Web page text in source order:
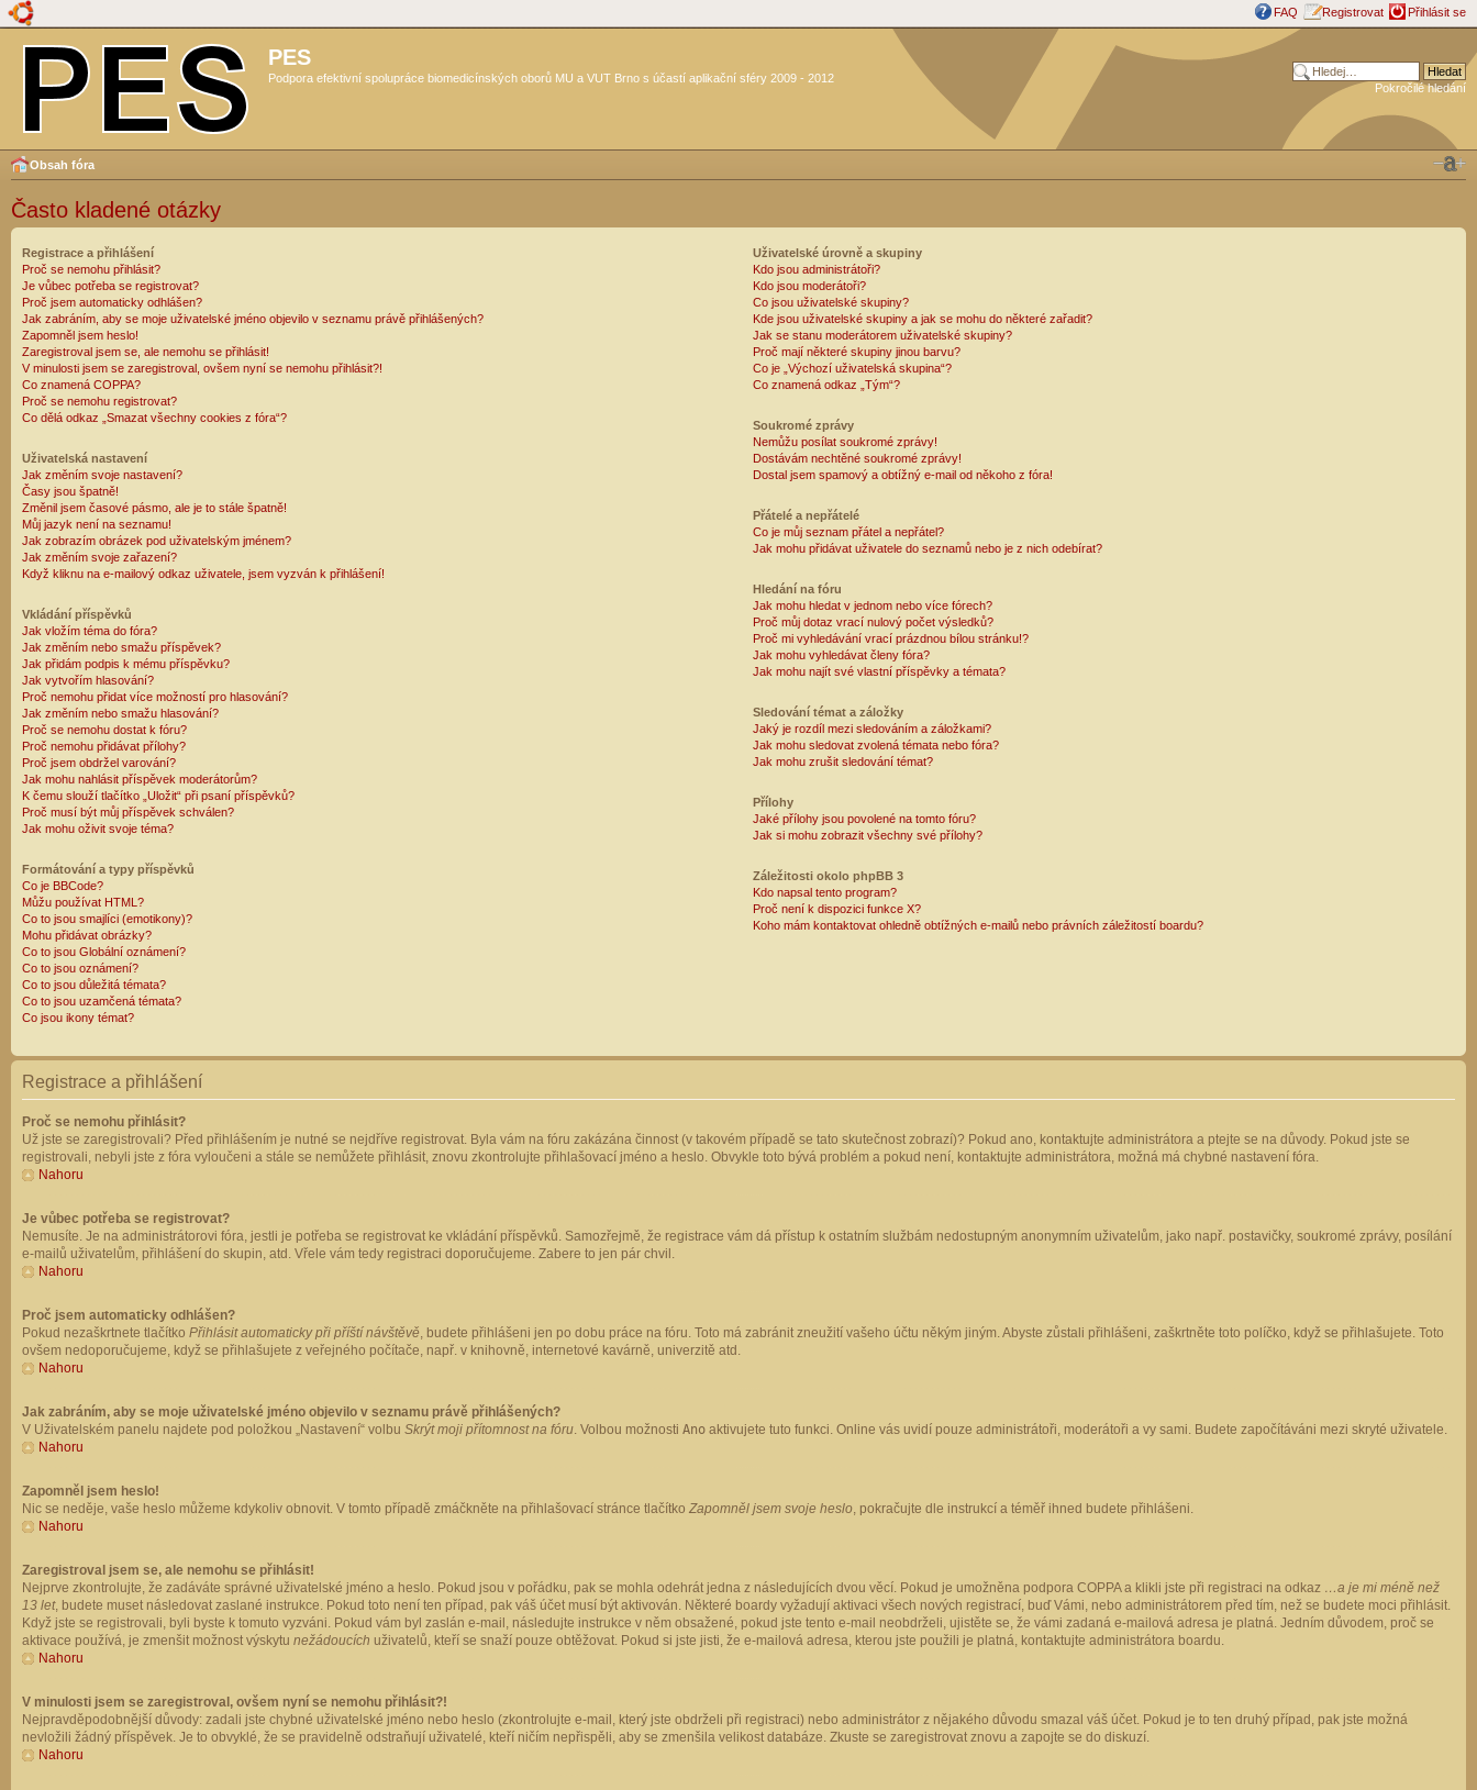
FAQ Registrovat Přihlásit se
PES
Podpora efektivní spolupráce biomedicínských oborů MU a VUT Brno s účastí aplikační sféry 2009 - 2012
Pokročilé hledání
Obsah fóra
Často kladené otázky
Registrace a přihlášení
Proč se nemohu přihlásit?
Je vůbec potřeba se registrovat?
Proč jsem automaticky odhlášen?
Jak zabráním, aby se moje uživatelské jméno objevilo v seznamu právě přihlášených?
Zapomněl jsem heslo!
Zaregistroval jsem se, ale nemohu se přihlásit!
V minulosti jsem se zaregistroval, ovšem nyní se nemohu přihlásit?!
Co znamená COPPA?
Proč se nemohu registrovat?
Co dělá odkaz „Smazat všechny cookies z fóra“?
Uživatelská nastavení
Jak změním svoje nastavení?
Časy jsou špatně!
Změnil jsem časové pásmo, ale je to stále špatně!
Můj jazyk není na seznamu!
Jak zobrazím obrázek pod uživatelským jménem?
Jak změním svoje zařazení?
Když kliknu na e-mailový odkaz uživatele, jsem vyzván k přihlášení!
Vkládání příspěvků
Jak vložím téma do fóra?
Jak změním nebo smažu příspěvek?
Jak přidám podpis k mému příspěvku?
Jak vytvořím hlasování?
Proč nemohu přidat více možností pro hlasování?
Jak změním nebo smažu hlasování?
Proč se nemohu dostat k fóru?
Proč nemohu přidávat přílohy?
Proč jsem obdržel varování?
Jak mohu nahlásit příspěvek moderátorům?
K čemu slouží tlačítko „Uložit“ při psaní příspěvků?
Proč musí být můj příspěvek schválen?
Jak mohu oživit svoje téma?
Formátování a typy příspěvků
Co je BBCode?
Můžu používat HTML?
Co to jsou smajlíci (emotikony)?
Mohu přidávat obrázky?
Co to jsou Globální oznámení?
Co to jsou oznámení?
Co to jsou důležitá témata?
Co to jsou uzamčená témata?
Co jsou ikony témat?
Uživatelské úrovně a skupiny
Kdo jsou administrátoři?
Kdo jsou moderátoři?
Co jsou uživatelské skupiny?
Kde jsou uživatelské skupiny a jak se mohu do některé zařadit?
Jak se stanu moderátorem uživatelské skupiny?
Proč mají některé skupiny jinou barvu?
Co je „Výchozí uživatelská skupina“?
Co znamená odkaz „Tým“?
Soukromé zprávy
Nemůžu posílat soukromé zprávy!
Dostávám nechtěné soukromé zprávy!
Dostal jsem spamový a obtížný e-mail od někoho z fóra!
Přátelé a nepřátelé
Co je můj seznam přátel a nepřátel?
Jak mohu přidávat uživatele do seznamů nebo je z nich odebírat?
Hledání na fóru
Jak mohu hledat v jednom nebo více fórech?
Proč můj dotaz vrací nulový počet výsledků?
Proč mi vyhledávání vrací prázdnou bílou stránku!?
Jak mohu vyhledávat členy fóra?
Jak mohu najít své vlastní příspěvky a témata?
Sledování témat a záložky
Jaký je rozdíl mezi sledováním a záložkami?
Jak mohu sledovat zvolená témata nebo fóra?
Jak mohu zrušit sledování témat?
Přílohy
Jaké přílohy jsou povolené na tomto fóru?
Jak si mohu zobrazit všechny své přílohy?
Záležitosti okolo phpBB 3
Kdo napsal tento program?
Proč není k dispozici funkce X?
Koho mám kontaktovat ohledně obtížných e-mailů nebo právních záležitostí boardu?
Registrace a přihlášení
Proč se nemohu přihlásit?
Už jste se zaregistrovali? Před přihlášením je nutné se nejdříve registrovat. Byla vám na fóru zakázána činnost (v takovém případě se tato skutečnost zobrazí)? Pokud ano, kontaktujte administrátora a ptejte se na důvody. Pokud jste se
registrovali, nebyli jste z fóra vyloučeni a stále se nemůžete přihlásit, znovu zkontrolujte přihlašovací jméno a heslo. Obvykle toto bývá problém a pokud není, kontaktujte administrátora, možná má chybné nastavení fóra.
Nahoru
Je vůbec potřeba se registrovat?
Nemusíte. Je na administrátorovi fóra, jestli je potřeba se registrovat ke vkládání příspěvků. Samozřejmě, že registrace vám dá přístup k ostatním službám nedostupným anonymním uživatelům, jako např. postavičky, soukromé zprávy, posílání
e-mailů uživatelům, přihlášení do skupin, atd. Vřele vám tedy registraci doporučujeme. Zabere to jen pár chvil.
Nahoru
Proč jsem automaticky odhlášen?
Pokud nezaškrtnete tlačítko Přihlásit automaticky při příští návštěvě, budete přihlášeni jen po dobu práce na fóru. Toto má zabránit zneužití vašeho účtu někým jiným. Abyste zůstali přihlášeni, zaškrtněte toto políčko, když se přihlašujete. Toto
ovšem nedoporučujeme, když se přihlašujete z veřejného počítače, např. v knihovně, internetové kavárně, univerzitě atd.
Nahoru
Jak zabráním, aby se moje uživatelské jméno objevilo v seznamu právě přihlášených?
V Uživatelském panelu najdete pod položkou „Nastavení“ volbu Skrýt moji přítomnost na fóru. Volbou možnosti Ano aktivujete tuto funkci. Online vás uvidí pouze administrátoři, moderátoři a vy sami. Budete započítáváni mezi skryté uživatele.
Nahoru
Zapomněl jsem heslo!
Nic se neděje, vaše heslo můžeme kdykoliv obnovit. V tomto případě zmáčkněte na přihlašovací stránce tlačítko Zapomněl jsem svoje heslo, pokračujte dle instrukcí a téměř ihned budete přihlášeni.
Nahoru
Zaregistroval jsem se, ale nemohu se přihlásit!
Nejprve zkontrolujte, že zadáváte správné uživatelské jméno a heslo. Pokud jsou v pořádku, pak se mohla odehrát jedna z následujících dvou věcí. Pokud je umožněna podpora COPPA a klikli jste při registraci na odkaz …a je mi méně než
13 let, budete muset následovat zaslané instrukce. Pokud toto není ten případ, pak váš účet musí být aktivován. Některé boardy vyžadují aktivaci všech nových registrací, buď Vámi, nebo administrátorem před tím, než se budete moci přihlásit.
Když jste se registrovali, byli byste k tomuto vyzváni. Pokud vám byl zaslán e-mail, následujte instrukce v něm obsažené, pokud jste tento e-mail neobdrželi, ujistěte se, že vámi zadaná e-mailová adresa je platná. Jedním důvodem, proč se
aktivace používá, je zmenšit možnost výskytu nežádoucích uživatelů, kteří se snaží pouze obtěžovat. Pokud si jste jisti, že e-mailová adresa, kterou jste použili je platná, kontaktujte administrátora boardu.
Nahoru
V minulosti jsem se zaregistroval, ovšem nyní se nemohu přihlásit?!
Nejpravděpodobnější důvody: zadali jste chybné uživatelské jméno nebo heslo (zkontrolujte e-mail, který jste obdrželi při registraci) nebo administrátor z nějakého důvodu smazal váš účet. Pokud je to ten druhý případ, pak jste možná
nevložili žádný příspěvek. Je to obvyklé, že se pravidelně odstraňují uživatelé, kteří ničím nepřispěli, aby se zmenšila velikost databáze. Zkuste se zaregistrovat znovu a zapojte se do diskuzí.
Nahoru